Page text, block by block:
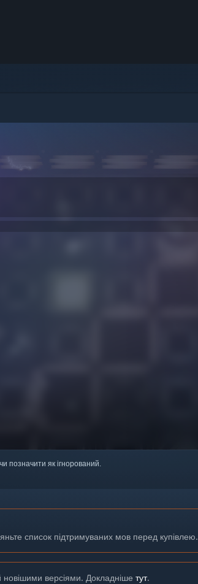
позначити як ігнорований.
список підтримуваних мов перед купівлею.
версіями. Докладніше тут.